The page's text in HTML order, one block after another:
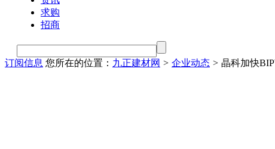
求购
招商
订阅信息 您所在的位置： 九正建材网 > 企业动态 > 晶科加快